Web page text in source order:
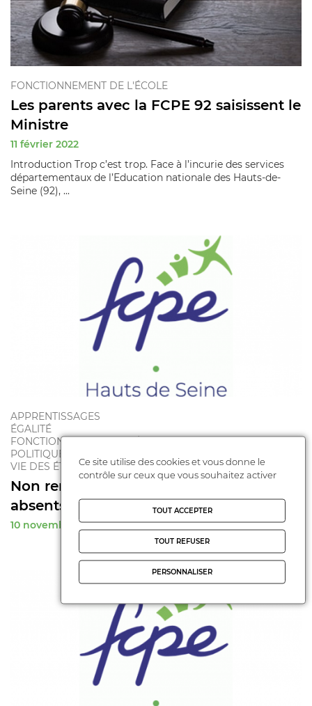
FONCTIONNEMENT DE L'ÉCOLE
Les parents avec la FCPE 92 saisissent le
Ministre
11 février 2022
Introduction Trop c’est trop. Face à l’incurie des services
départementaux de l’Education nationale des Hauts-de-
Seine (92), ...
APPRENTISSAGES
ÉGALITÉ
FONCTIONNEMENT DE L'ÉCOLE
POLITIQUES ÉDUCATIVES
VIE DES ÉTABLISSEMENTS
Non remplacement des enseignants
absents : la colè ...
10 novembre 2021
Ce site utilise des cookies et vous donne le
contrôle sur ceux que vous souhaitez activer
TOUT ACCEPTER
TOUT REFUSER
PERSONNALISER